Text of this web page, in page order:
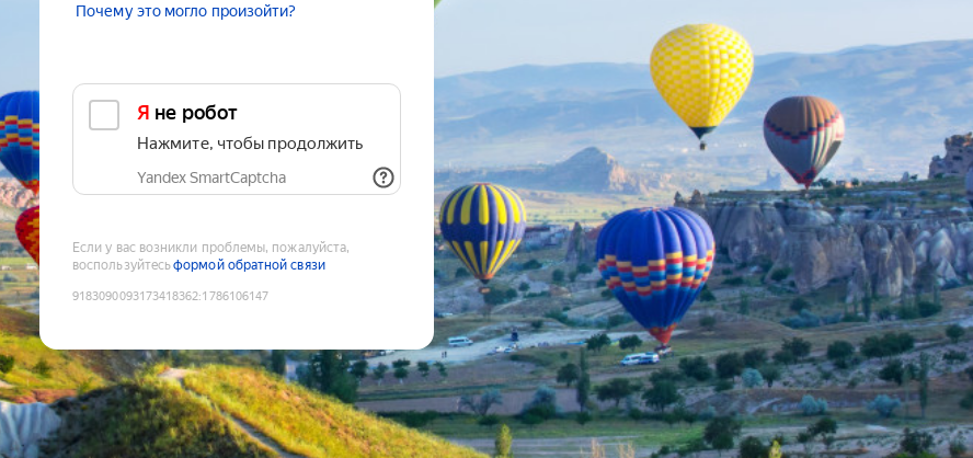
Почему это могло произойти?
Я не робот
Нажмите, чтобы продолжить
Yandex SmartCaptcha
Если у вас возникли проблемы, пожалуйста,
воспользуйтесьформой обратной связи
9183090093173418362:1786106147